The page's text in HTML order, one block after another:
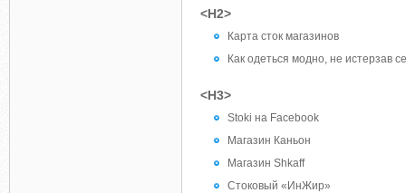
<H2>
Карта сток магазинов
Как одеться модно, не истерзав
<H3>
Stoki на Facebook
Магазин Каньон
Магазин Shkaff
Стоковый «ИнЖир»